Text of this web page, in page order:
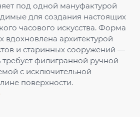
под одной мануфактурой
для создания настоящих
часового искусства. Форма
вдохновлена архитектурой
и старинных сооружений —
требует филигранной ручной
с исключительной
поверхности.